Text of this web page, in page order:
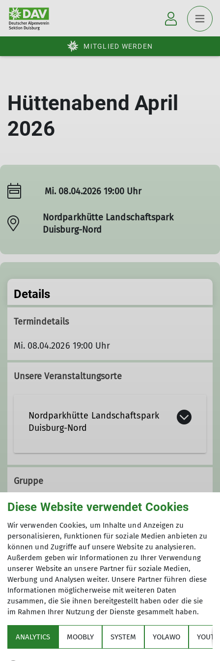
MITGLIED WERDEN
Hüttenabend April
2026
Mi. 08.04.2026 19:00 Uhr
Nordparkhütte Landschaftspark
Duisburg-Nord
Details
Termindetails
Mi. 08.04.2026 19:00 Uhr
Unsere Veranstaltungsorte
Nordparkhütte Landschaftspark
Duisburg-Nord
Emscherstraße 71
Gruppe
KulTourgruppe
Die KulTourwandergruppe verbindet
das Wandern mit einem kulturellen
Ereignis, wobei sich die Schwerpunkte
auch schon mal verlagern dürfen.
Unsere Ziele liegen oft im Ruhrgebiet,
Radius von etwa 50 km um Duisburg.
Außer am Wochenende starten wir
Sektion
Diese Website verwendet Cookies
Wir verwenden Cookies, um Inhalte und Anzeigen zu
personalisieren, Funktionen für soziale Medien anbieten zu
können und Zugriffe auf unsere Website zu analysieren.
Außerdem geben wir Informationen zu Ihrer Verwendung
unserer Website an unsere Partner für soziale Medien,
Werbung und Analysen weiter. Unsere Partner führen diese
Informationen möglicherweise mit weiteren Daten
zusammen, die Sie ihnen bereitgestellt haben oder die sie
im Rahmen Ihrer Nutzung der Dienste gesammelt haben.
ANALYTICS MOOBLY SYSTEM YOLAWO